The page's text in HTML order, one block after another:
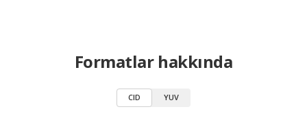
Formatlar hakkında
CID YUV